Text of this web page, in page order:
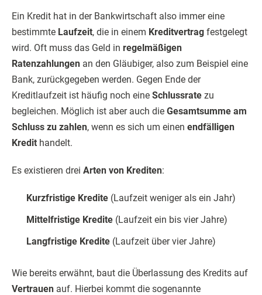
Ein Kredit hat in der Bankwirtschaft also immer eine
bestimmte Laufzeit, die in einem Kreditvertrag festgelegt
wird. Oft muss das Geld in regelmäßigen
Ratenzahlungen an den Gläubiger, also zum Beispiel eine
Bank, zurückgegeben werden. Gegen Ende der
Kreditlaufzeit ist häufig noch eine Schlussrate zu
begleichen. Möglich ist aber auch die Gesamtsumme am
Schluss zu zahlen, wenn es sich um einen endfälligen
Kredit handelt.
Es existieren drei Arten von Krediten:
Kurzfristige Kredite (Laufzeit weniger als ein Jahr)
Mittelfristige Kredite (Laufzeit ein bis vier Jahre)
Langfristige Kredite (Laufzeit über vier Jahre)
Wie bereits erwähnt, baut die Überlassung des Kredits auf
Vertrauen auf. Hierbei kommt die sogenannte